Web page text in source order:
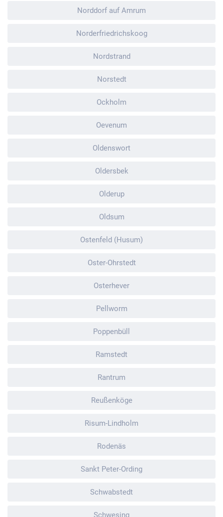
Norddorf auf Amrum
Norderfriedrichskoog
Nordstrand
Norstedt
Ockholm
Oevenum
Oldenswort
Oldersbek
Olderup
Oldsum
Ostenfeld (Husum)
Oster-Ohrstedt
Osterhever
Pellworm
Poppenbüll
Ramstedt
Rantrum
Reußenköge
Risum-Lindholm
Rodenäs
Sankt Peter-Ording
Schwabstedt
Schwesing